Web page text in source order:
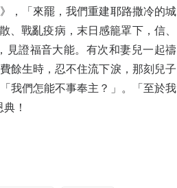
，「來罷，我們重建耶路撒冷的城
戰亂疫病，末日感籠罩下，信、
見證福音大能。有次和妻兒一起禱
餘生時，忍不住流下淚，那刻兒子
我們怎能不事奉主？」。「至於我
！